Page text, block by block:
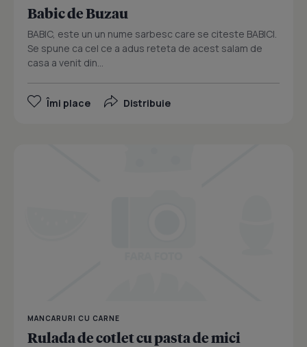
Babic de Buzau
BABIC, este un un nume sarbesc care se citeste BABICI.
Se spune ca cel ce a adus reteta de acest salam de
casa a venit din...
Îmi place Distribuie
MANCARURI CU CARNE
Rulada de cotlet cu pasta de mici